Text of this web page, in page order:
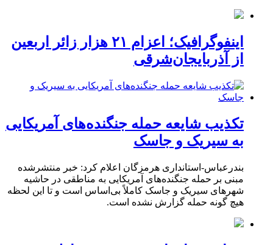
اینفوگرافیک؛ اعزام ۲۱ هزار زائر اربعین
از آذربایجان‌شرقی
تکذیب شایعه حمله جنگنده‌های آمریکایی
به سیریک و جاسک
بندرعباس-استانداری هرمزگان اعلام کرد: خبر منتشرشده
مبنی بر حمله جنگنده‌های آمریکایی به مناطقی در حاشیه
شهرهای سیریک و جاسک کاملاً بی‌اساس است و تا این لحظه
هیچ گونه حمله گزارش نشده است.